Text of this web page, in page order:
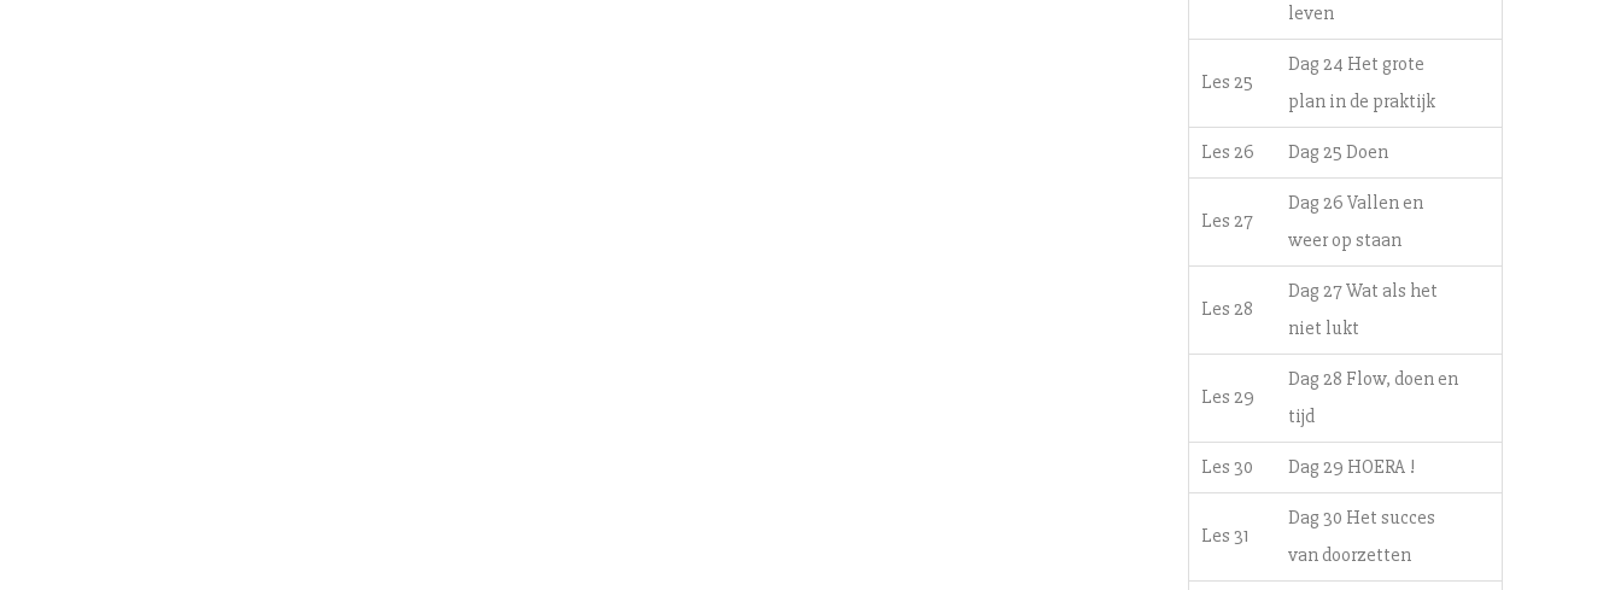
leven
Les 25
Dag 24 Het grote
plan in de praktijk
Les 26 Dag 25 Doen
Les 27
Dag 26 Vallen en
weer op staan
Les 28
Dag 27 Wat als het
niet lukt
Les 29
Dag 28 Flow, doen en
tijd
Les 30 Dag 29 HOERA !
Les 31
Dag 30 Het succes
van doorzetten